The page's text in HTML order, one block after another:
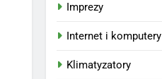
Imprezy
Internet i komputery
Klimatyzatory